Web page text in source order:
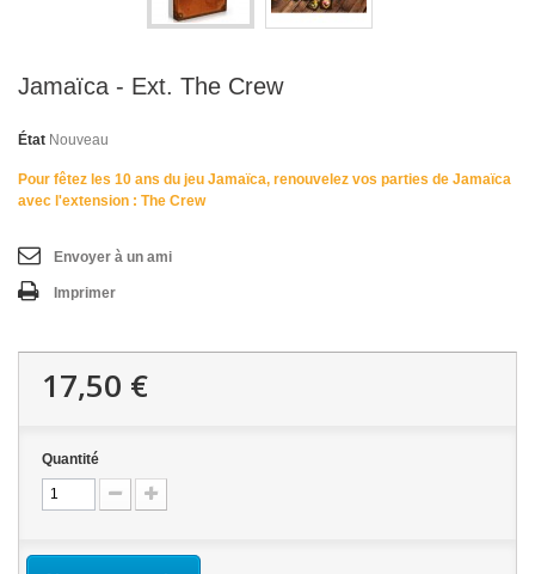
Jamaïca - Ext. The Crew
État Nouveau
Pour fêtez les 10 ans du jeu Jamaïca, renouvelez vos parties de Jamaïca
avec l'extension : The Crew
Envoyer à un ami
Imprimer
17,50 €
Quantité